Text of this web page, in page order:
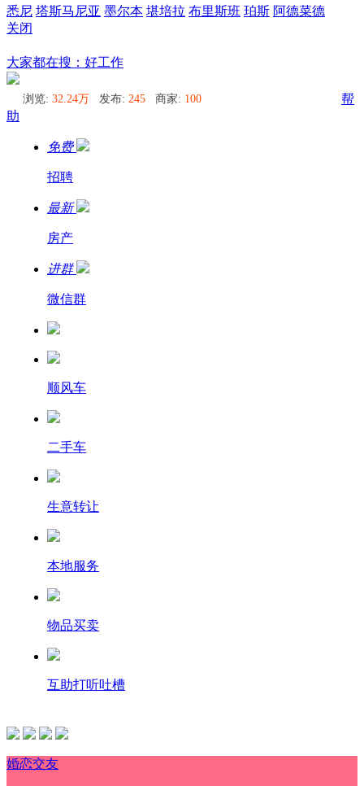
悉尼 塔斯马尼亚 墨尔本 堪培拉 布里斯班 珀斯 阿德菜德
关闭
大家都在搜：好工作
浏览: 32.24万 发布: 245 商家: 100
帮
助
免费
招聘
最新
房产
进群
微信群
顺风车
二手车
生意转让
本地服务
物品买卖
互助打听吐槽
婚恋交友